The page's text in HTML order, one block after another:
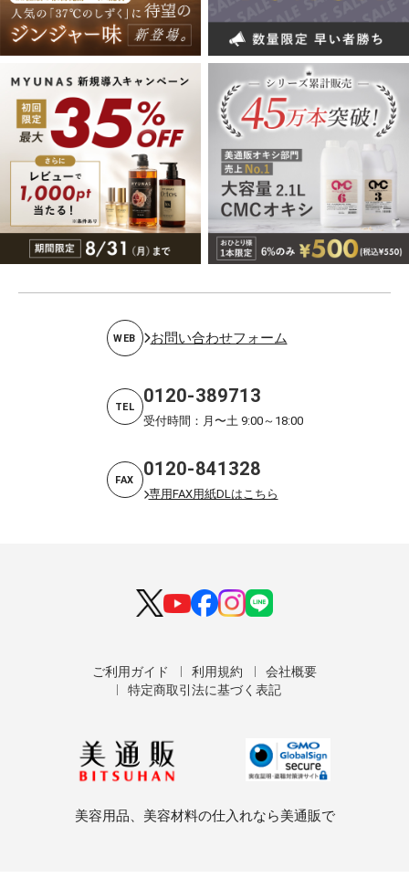
WEB お問い合わせフォーム
TEL 0120-389713
受付時間：月〜土 9:00～18:00
FAX 0120-841328
専用FAX用紙DLはこちら
ご利用ガイド 利用規約
会社概要
特定商取引法に基づく表記
美容用品、美容材料の仕入れなら美通販で